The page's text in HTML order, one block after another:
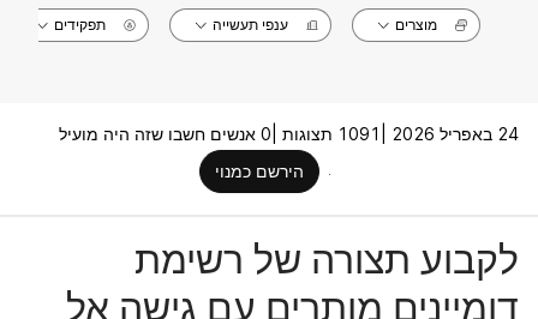
מוצרים ענפי תעשייה תפקידים
24 באפריל 2026 | 1091 תצוגות |
0 אנשים חשבו שזה היה מועיל
הירשם כמנוי
לקבוע תצורה של רשימת
דומיינים מותרים עם גישה אל